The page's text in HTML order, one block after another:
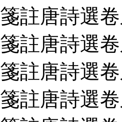
箋註唐詩選
箋註唐詩選
箋註唐詩選
箋註唐詩選